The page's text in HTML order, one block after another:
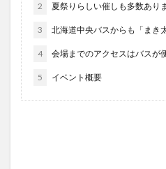
2 夏祭りらしい催しも多数あり
3 北海道中央バスからも「まき
4 会場までのアクセスはバスが
5 イベント概要